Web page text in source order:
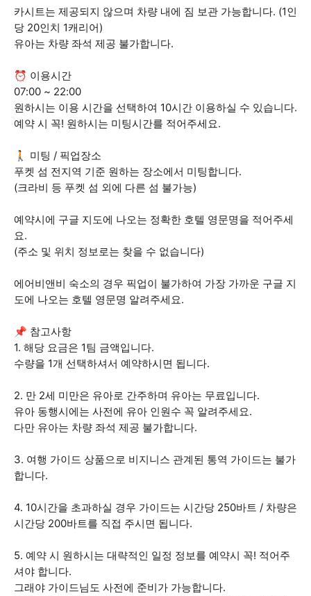
카시트는 제공되지 않으며 차량 내에 짐 보관 가능합니다. (1인
당 20인치 1캐리어)
유아는 차량 좌석 제공 불가합니다.
⏰ 이용시간
07:00 ~ 22:00
원하시는 이용 시간을 선택하여 10시간 이용하실 수 있습니다.
예약 시 꼭! 원하시는 미팅시간를 적어주세요.
🚶 미팅 / 픽업장소
푸켓 섬 전지역 기준 원하는 장소에서 미팅합니다.
(크라비 등 푸켓 섬 외에 다른 섬 불가능)
예약시에 구글 지도에 나오는 정확한 호텔 영문명을 적어주세
요.
(주소 및 위치 정보로는 찾을 수 없습니다)
에어비앤비 숙소의 경우 픽업이 불가하여 가장 가까운 구글 지
도에 나오는 호텔 영문명 알려주세요.
📌 참고사항
1. 해당 요금은 1팀 금액입니다.
수량을 1개 선택하셔서 예약하시면 됩니다.
2. 만 2세 미만은 유아로 간주하며 유아는 무료입니다.
유아 동행시에는 사전에 유아 인원수 꼭 알려주세요.
다만 유아는 차량 좌석 제공 불가합니다.
3. 여행 가이드 상품으로 비지니스 관계된 통역 가이드는 불가
합니다.
4. 10시간을 초과하실 경우 가이드는 시간당 250바트 / 차량은
시간당 200바트를 직접 주시면 됩니다.
5. 예약 시 원하시는 대략적인 일정 정보를 예약시 꼭! 적어주
셔야 합니다.
그래야 가이드님도 사전에 준비가 가능합니다.